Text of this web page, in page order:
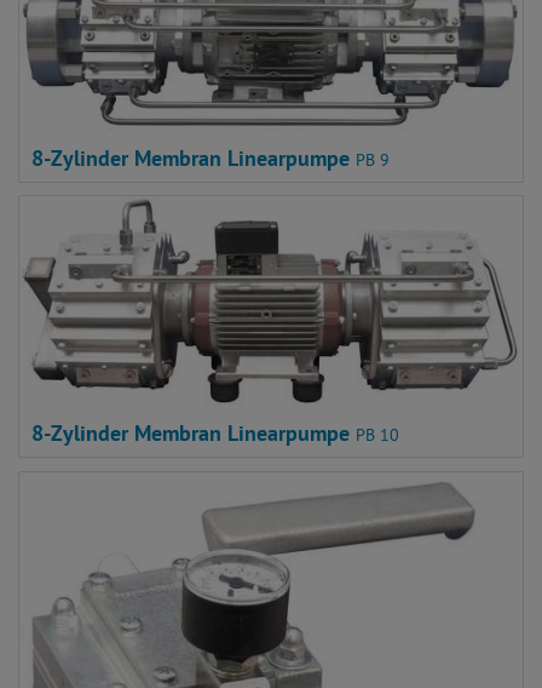
8-Zylinder Membran Linearpumpe PB 9
8-Zylinder Membran Linearpumpe PB 10